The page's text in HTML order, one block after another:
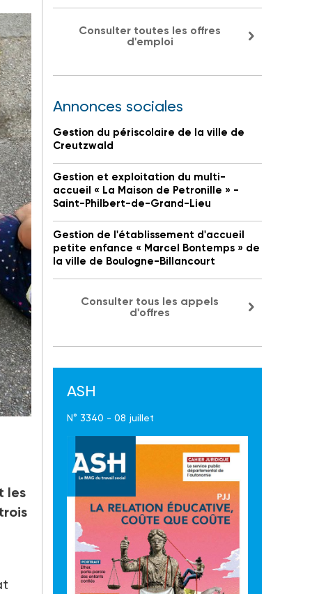
les
Consulter toutes les offres
d'emploi
Annonces sociales
Gestion du périscolaire de la ville de
Creutzwald
Gestion et exploitation du multi-
accueil « La Maison de Petronille » -
Saint-Philbert-de-Grand-Lieu
Gestion de l'établissement d'accueil
petite enfance « Marcel Bontemps » de
la ville de Boulogne-Billancourt
Consulter tous les appels
d'offres
ASH
N° 3340 - 08 juillet